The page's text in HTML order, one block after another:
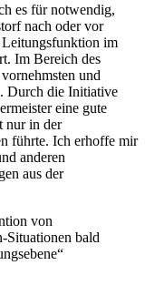
es für notwendig,
nach oder vor
Leitungsfunktion im
Im Bereich des
und
Durch die Initiative
eine gute
nur in der
führte. Ich erhoffe mir
anderen
aus der
von
Situationen bald